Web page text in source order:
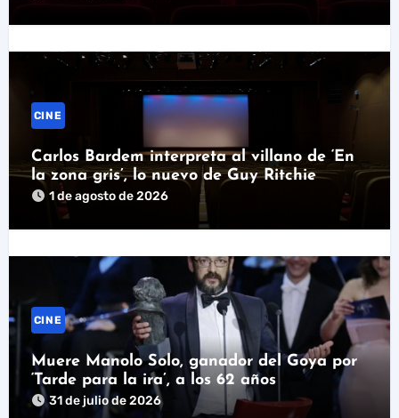
CINE
Carlos Bardem interpreta al villano de ‘En
la zona gris’, lo nuevo de Guy Ritchie
1 de agosto de 2026
CINE
Muere Manolo Solo, ganador del Goya por
‘Tarde para la ira’, a los 62 años
31 de julio de 2026